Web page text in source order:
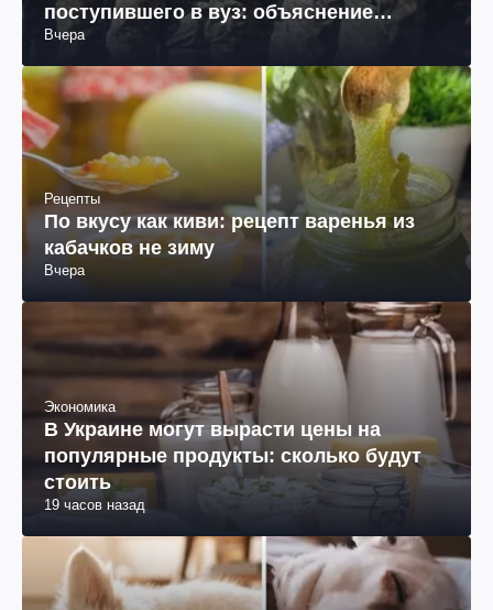
поступившего в вуз: объяснение
юриста
Вчера
Рецепты
По вкусу как киви: рецепт варенья из
кабачков не зиму
Вчера
Экономика
В Украине могут вырасти цены на
популярные продукты: сколько будут
стоить
19 часов назад